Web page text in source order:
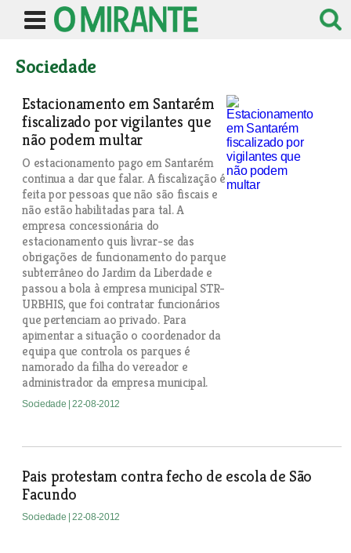
Sociedade
Estacionamento em Santarém
fiscalizado por vigilantes que
não podem multar
O estacionamento pago em Santarém
continua a dar que falar. A fiscalização é
feita por pessoas que não são fiscais e
não estão habilitadas para tal. A
empresa concessionária do
estacionamento quis livrar-se das
obrigações de funcionamento do parque
subterrâneo do Jardim da Liberdade e
passou a bola à empresa municipal STR-
URBHIS, que foi contratar funcionários
que pertenciam ao privado. Para
apimentar a situação o coordenador da
equipa que controla os parques é
namorado da filha do vereador e
administrador da empresa municipal.
Sociedade | 22-08-2012
Pais protestam contra fecho de escola de São
Facundo
Sociedade | 22-08-2012